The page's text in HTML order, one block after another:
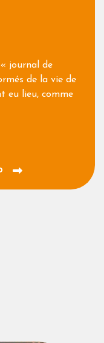
journal de
de la vie de
eu lieu, comme